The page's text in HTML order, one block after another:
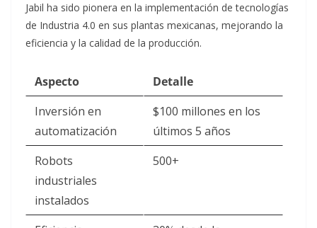
Jabil ha sido pionera en la implementación de tecnologías
de Industria 4.0 en sus plantas mexicanas, mejorando la
eficiencia y la calidad de la producción.
Aspecto
Detalle
Inversión en
automatización
$100 millones en los
últimos 5 años
Robots
industriales
instalados
500+